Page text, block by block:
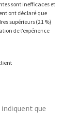
sont inefficaces et
ont déclaré que
supérieurs (21 %)
de l’expérience
que